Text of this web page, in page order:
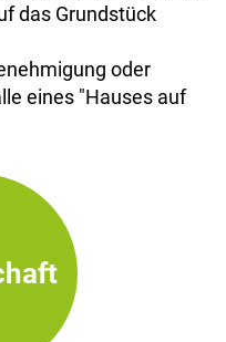
das Grundstück
oder
eines "Hauses auf